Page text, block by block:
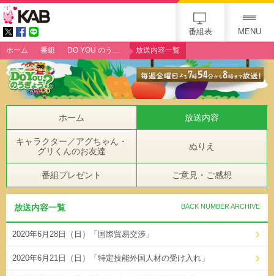
番組表 MENU
ホーム 番組 DO YOU のうぎょう？クエスチョン 放送内容一覧
ホーム 放送内容
キャラクター／アグちゃん・
グリくんのお友達
ぬりえ
番組プレゼント ご意見・ご感想
放送内容一覧 BACK NUMBER ARCHIVE
2020年6月28日（日）「国際貿易交渉」
2020年6月21日（日）「特定技能外国人材の受け入れ」